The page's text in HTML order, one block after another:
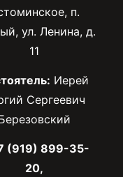
п.
ул. Ленина, д.
11
Иерей
Сергеевич
(919) 899-35-
20,